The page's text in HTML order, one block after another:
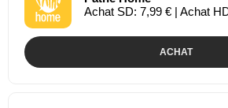
Achat SD: 7,99 € | Achat
ACHAT